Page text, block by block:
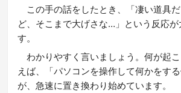
この手の話をしたとき、「凄い道具
ど、そこまで大げさな…」という反応が
す。
わかりやすく言いましょう。何が起
えば、「パソコンを操作して何かをす
が、急速に置き換わり始めています。